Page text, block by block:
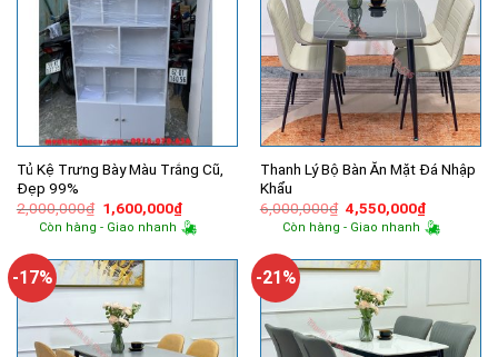
Tủ Kệ Trưng Bày Màu Trắng Cũ,
Đẹp 99%
2,000,000₫ Giá
gốc
là:
1,600,000₫Giá
hiện
tại
1,600,000₫.
Còn hàng - Giao nhanh
Thanh Lý Bộ Bàn Ăn Mặt Đá Nhập
Khẩu
6,000,000₫ Giá
gốc
là:
4,550,000₫Giá
hiện
tại
Còn hàng - Giao nhanh
-17% -21%